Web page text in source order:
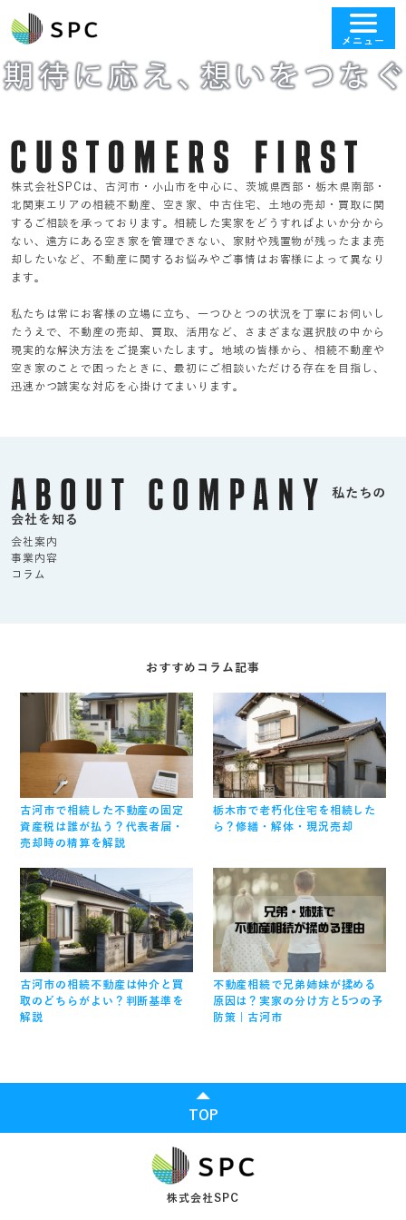
メニュー
株式会社SPCは、古河市・小山市を中心に、茨城県西部・栃木県南部・
北関東エリアの相続不動産、空き家、中古住宅、土地の売却・買取に関
するご相談を承っております。相続した実家をどうすればよいか分から
ない、遠方にある空き家を管理できない、家財や残置物が残ったまま売
却したいなど、不動産に関するお悩みやご事情はお客様によって異なり
ます。
私たちは常にお客様の立場に立ち、一つひとつの状況を丁寧にお伺いし
たうえで、不動産の売却、買取、活用など、さまざまな選択肢の中から
現実的な解決方法をご提案いたします。地域の皆様から、相続不動産や
空き家のことで困ったときに、最初にご相談いただける存在を目指し、
迅速かつ誠実な対応を心掛けてまいります。
私たちの
会社を知る
会社案内
事業内容
コラム
おすすめコラム記事
古河市で相続した不動産の固定
資産税は誰が払う？代表者届・
売却時の精算を解説
栃木市で老朽化住宅を相続した
ら？修繕・解体・現況売却
古河市の相続不動産は仲介と買
取のどちらがよい？判断基準を
解説
不動産相続で兄弟姉妹が揉める
原因は？実家の分け方と5つの予
防策｜古河市
TOP
株式会社SPC